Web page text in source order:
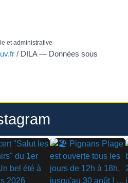
et administrative
/ DILA — Données sous